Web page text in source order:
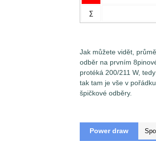
Měření špičkové
senzorůVoltage/
∑
Jak můžete vidět,
odběr na prvním
protéká 200/211 W,
tak tam je vše v
špičkové odběry.
Power draw